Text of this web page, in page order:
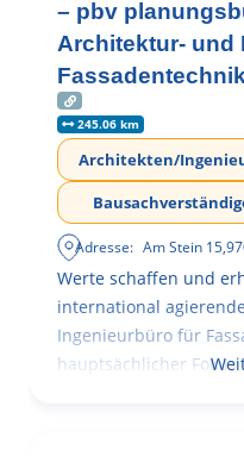
– pbv
Architektur- und
Fassadentechnik
245.06 km
Architekten/
Adresse: Am Stein 15,
Werte schaffen und
international
Ingenieurbüro für
hauptsächlicher Fokus